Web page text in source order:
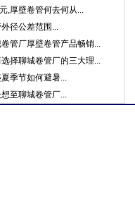
,厚壁卷管何去何从...
径公差范围...
管厂厚壁卷管产品畅销...
择聊城卷管厂的三大理...
季节如何避暑...
至聊城卷管厂...